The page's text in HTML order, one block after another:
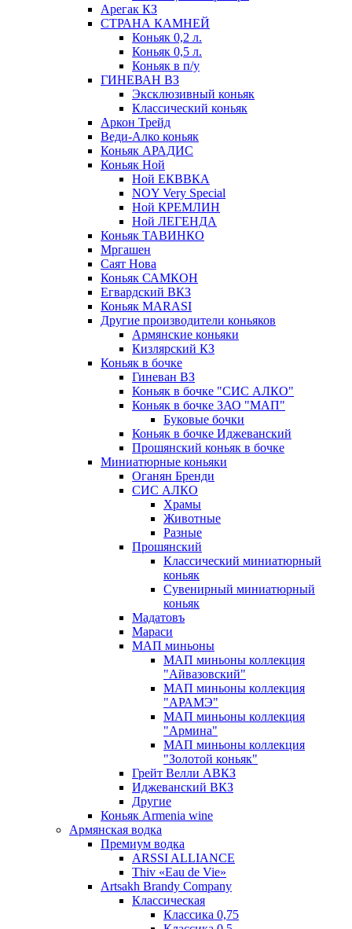
Арегак КЗ
СТРАНА КАМНЕЙ
Коньяк 0,2 л.
Коньяк 0,5 л.
Коньяк в п/у
ГИНЕВАН ВЗ
Эксклюзивный коньяк
Классический коньяк
Аркон Трейд
Веди-Алко коньяк
Коньяк АРАДИС
Коньяк Ной
Ной ЕКВВКА
NOY Very Special
Ной КРЕМЛИН
Ной ЛЕГЕНДА
Коньяк ТАВИНКО
Мргашен
Саят Нова
Коньяк САМКОН
Егвардский ВКЗ
Коньяк MARASI
Другие производители коньяков
Армянские коньяки
Кизлярский КЗ
Коньяк в бочке
Гиневан ВЗ
Коньяк в бочке "СИС АЛКО"
Коньяк в бочке ЗАО "МАП"
Буковые бочки
Коньяк в бочке Иджеванский
Прошянский коньяк в бочке
Миниатюрные коньяки
Оганян Бренди
СИС АЛКО
Храмы
Животные
Разные
Прошянский
Классический миниатюрный
коньяк
Сувенирный миниатюрный
коньяк
Мадатовъ
Мараси
МАП миньоны
МАП миньоны коллекция
"Айвазовский"
МАП миньоны коллекция
"АРАМЭ"
МАП миньоны коллекция
"Армина"
МАП миньоны коллекция
"Золотой коньяк"
Грейт Велли АВКЗ
Иджеванский ВКЗ
Другие
Коньяк Armenia wine
Армянская водка
Премиум водка
ARSSI ALLIANCE
Thiv «Eau de Vie»
Artsakh Brandy Company
Классическая
Классика 0,75